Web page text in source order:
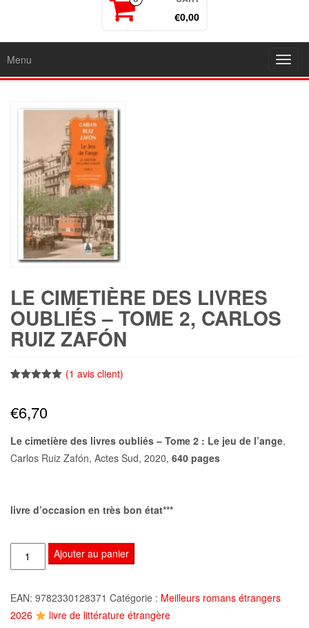
€0,00
Menu
LE CIMETIÈRE DES LIVRES
OUBLIÉS – TOME 2, CARLOS
RUIZ ZAFÓN
basé sur
notation
(1 avis client)
€6,70
Le cimetière des livres oubliés – Tome 2 : Le jeu de l’ange,
Carlos Ruiz Zafón, Actes Sud, 2020, 640 pages
livre d’occasion en très bon état***
quantité
de
cimetière
des
Ajouter au panier
EAN: 9782330128371 Catégorie : Meilleurs romans étrangers
2026
livre de littérature étrangère